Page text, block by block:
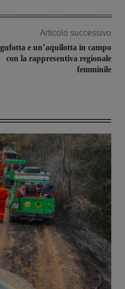
Articolo successivo
e un’aquilotta in campo
con la rappresentiva regionale
femminile